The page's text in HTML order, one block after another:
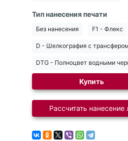
Тип нанесения печати
Без нанесения F1 - Флекс
D - Шелкография с
DTG - Полноцвет водными
Купить
Рассчитать нанесение